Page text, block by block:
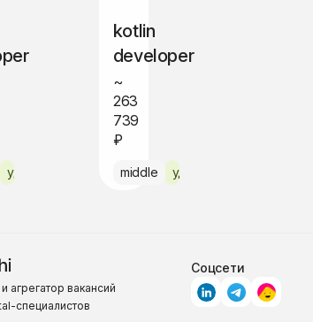
удалённо
kotlin
developer
~
263
739
₽
middle удалённо
вакансий
специалистов
Соцсети